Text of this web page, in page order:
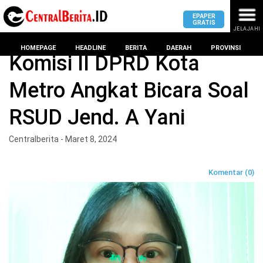
MASUK
PESAWARAN
EPAPER
GRATIS
JELAJAHI
HOMEPAGE HEADLINE BERITA DAERAH PROVINSI
Komisi II DPRD Kota
Metro Angkat Bicara Soal
RSUD Jend. A Yani
Centralberita - Maret 8, 2024
Komentar (0)